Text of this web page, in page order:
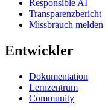
Responsible AI
Transparenzbericht
Missbrauch melden
Entwickler
Dokumentation
Lernzentrum
Community